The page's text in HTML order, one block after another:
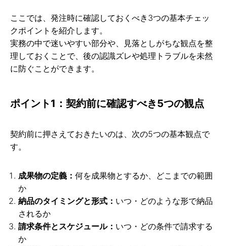
ここでは、発注時に確認しておくべき3つの基本チェッ
クポイントを紹介します。
実務の中で迷いやすい部分や、見落としがちな観点を整
理しておくことで、後の認識ズレや処理トラブルを未然
に防ぐことができます。
ポイント1：契約前に確認すべき5つの観点
契約前に押さえておきたいのは、次の5つの基本観点で
す。
成果物の定義： 何を成果物とするか、どこまでの範囲
か
納品のタイミングと形式： いつ・どのような形で納品
されるか
請求条件とスケジュール： いつ・どの条件で請求する
か